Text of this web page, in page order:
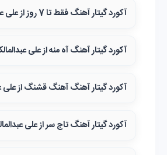
آکورد گیتار آهنگ فقط تا 7 روز از علی عبدالمالکی
آکورد گیتار آهنگ آه منه از علی
آکورد گیتار آهنگ آهنگ قشنگ از علی
آکورد گیتار آهنگ تاج سر از علی